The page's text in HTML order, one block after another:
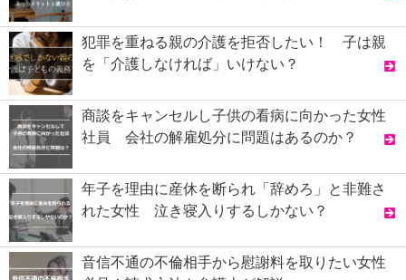
犯罪を重ねる親の介護を拒否したい！ 子は親
を「介護しなければ」いけない？
商談をキャンセルし子供の看病に向かった女性
社員 会社の解雇処分に問題はあるのか？
年子を理由に産休を断られ「辞めろ」と非難さ
れた女性 泣き寝入りするしかない？
音信不通の不倫相手から慰謝料を取りたい女性